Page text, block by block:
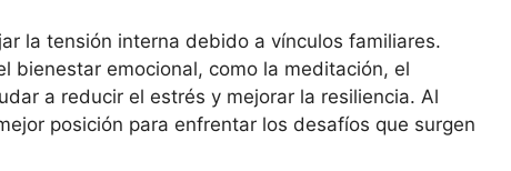
la tensión interna debido a vínculos familiares.
bienestar emocional, como la meditación, el
a reducir el estrés y mejorar la resiliencia. Al
posición para enfrentar los desafíos que surgen